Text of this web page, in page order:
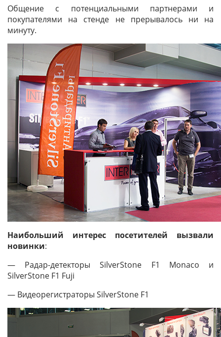
Общение с потенциальными партнерами и
покупателями на стенде не прерывалось ни на
минуту.
Наибольший интерес посетителей вызвали
новинки:
— Радар-детекторы SilverStone F1 Monaco и
SilverStone F1 Fuji
— Видеорегистраторы SilverStone F1